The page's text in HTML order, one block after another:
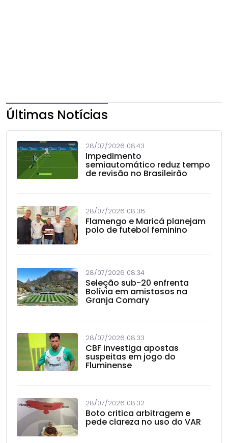
Últimas Notícias
28/07/2026 08:43
Impedimento
semiautomático reduz tempo
de revisão no Brasileirão
28/07/2026 08:36
Flamengo e Maricá planejam
polo de futebol feminino
28/07/2026 08:34
Seleção sub-20 enfrenta
Bolívia em amistosos na
Granja Comary
28/07/2026 08:33
CBF investiga apostas
suspeitas em jogo do
Fluminense
28/07/2026 08:32
Boto critica arbitragem e
pede clareza no uso do VAR